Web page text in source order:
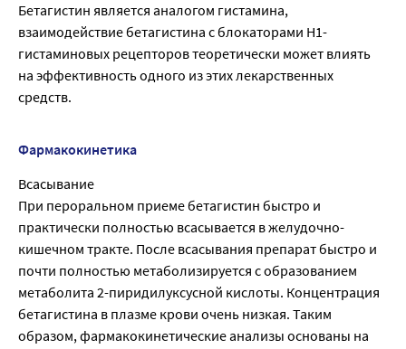
Бетагистин является аналогом гистамина,
взаимодействие бетагистина с блокаторами Н1-
гистаминовых рецепторов теоретически может влиять
на эффективность одного из этих лекарственных
средств.
Фармакокинетика
Всасывание
При пероральном приеме бетагистин быстро и
практически полностью всасывается в желудочно-
кишечном тракте. После всасывания препарат быстро и
почти полностью метаболизируется с образованием
метаболита 2-пиридилуксусной кислоты. Концентрация
бетагистина в плазме крови очень низкая. Таким
образом, фармакокинетические анализы основаны на